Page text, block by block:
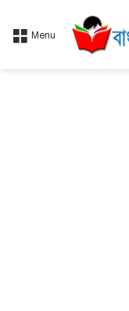
Menu